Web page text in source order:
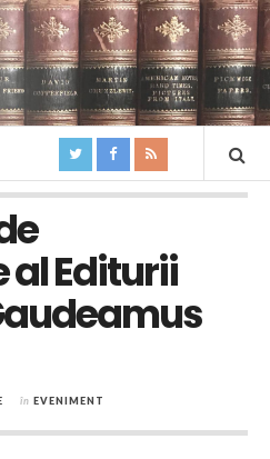
Editurii
în EVENIMENT